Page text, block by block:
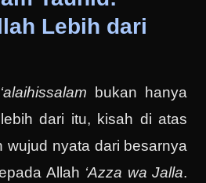
Lebih dari
‘alaihissalam bukan hanya
dari itu, kisah di atas
wujud nyata dari besarnya
Allah ‘Azza wa Jalla.